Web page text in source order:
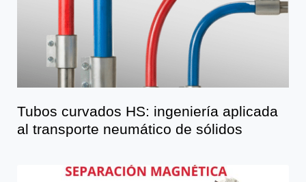
Tubos curvados HS: ingeniería aplicada
al transporte neumático de sólidos